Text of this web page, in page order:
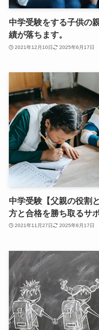
中学受験をする子供の
績が落ちます。
2021年12月10日 2025年6月17日
中学受験【父親の役割
方と合格を勝ち取るサ
2021年11月27日 2025年6月17日